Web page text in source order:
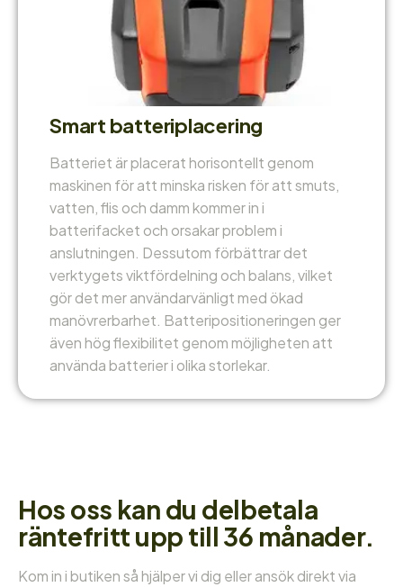
Smart batteriplacering
Batteriet är placerat horisontellt genom
maskinen för att minska risken för att smuts,
vatten, flis och damm kommer in i
batterifacket och orsakar problem i
anslutningen. Dessutom förbättrar det
verktygets viktfördelning och balans, vilket
gör det mer användarvänligt med ökad
manövrerbarhet. Batteripositioneringen ger
även hög flexibilitet genom möjligheten att
använda batterier i olika storlekar.
Hos oss kan du delbetala
räntefritt upp till 36 månader.
Kom in i butiken så hjälper vi dig eller ansök direkt via